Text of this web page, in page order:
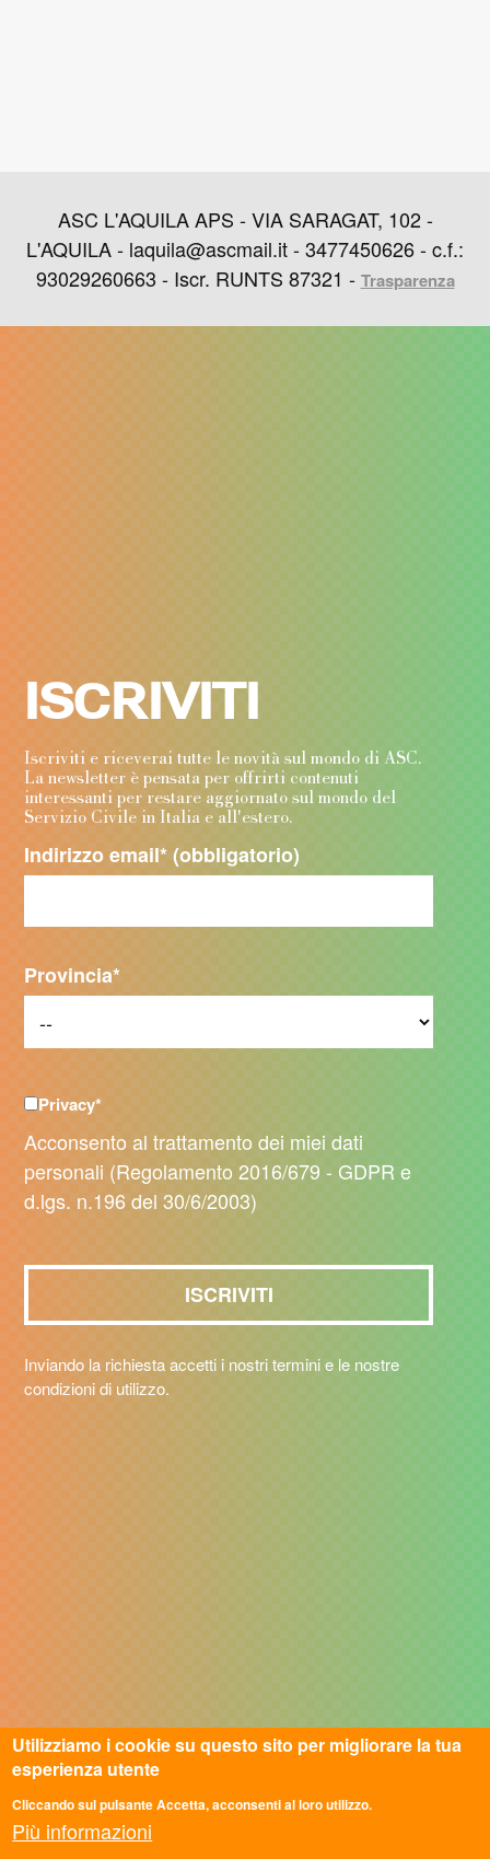
ASC L'AQUILA APS - VIA SARAGAT, 102 -
L'AQUILA - laquila@ascmail.it - 3477450626 - c.f.:
93029260663 - Iscr. RUNTS 87321 - Trasparenza
ISCRIVITI
Iscriviti e riceverai tutte le novità sul mondo di ASC.
La newsletter è pensata per offrirti contenuti
interessanti per restare aggiornato sul mondo del
Servizio Civile in Italia e all'estero.
Indirizzo email* (obbligatorio)
Provincia*
Privacy*
Acconsento al trattamento dei miei dati
personali (Regolamento 2016/679 - GDPR e
d.lgs. n.196 del 30/6/2003)
Inviando la richiesta accetti i nostri termini e le nostre
condizioni di utilizzo.
Utilizziamo i cookie su questo sito per migliorare la tua
esperienza utente
Cliccando sul pulsante Accetta, acconsenti al loro utilizzo.
Più informazioni